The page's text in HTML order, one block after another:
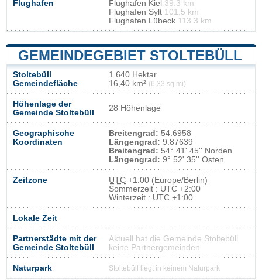
Flughafen Flughafen Kiel 39.3 km
Flughafen Sylt 101.5 km
Flughafen Lübeck 113.3 km
GEMEINDEGEBIET STOLTEBÜLL
Stoltebüll
Gemeindefläche
1 640 Hektar
16,40 km² (6,33 sq mi)
Höhenlage der
Gemeinde Stoltebüll
28 Höhenlage
Geographische
Koordinaten
Breitengrad: 54.6958
Längengrad: 9.87639
Breitengrad: 54° 41' 45'' Norden
Längengrad: 9° 52' 35'' Osten
Zeitzone UTC +1:00 (Europe/Berlin)
Sommerzeit : UTC +2:00
Winterzeit : UTC +1:00
Lokale Zeit
Partnerstädte mit der
Gemeinde Stoltebüll
Aktuell hat die Gemeinde Stoltebüll
keine Partnergemeinden
Naturpark Stoltebüll liegt in keinem Naturpark